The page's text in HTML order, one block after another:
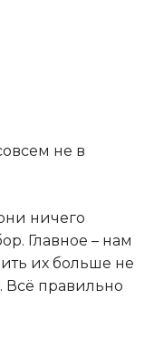
не в
ничего
Главное – нам
их больше не
Всё правильно